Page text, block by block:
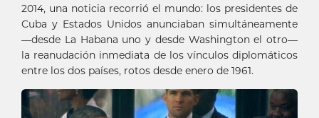
2014, una noticia recorrió el mundo: los presidentes de
Cuba y Estados Unidos anunciaban simultáneamente
—desde La Habana uno y desde Washington el otro—
la reanudación inmediata de los vínculos diplomáticos
entre los dos países, rotos desde enero de 1961.